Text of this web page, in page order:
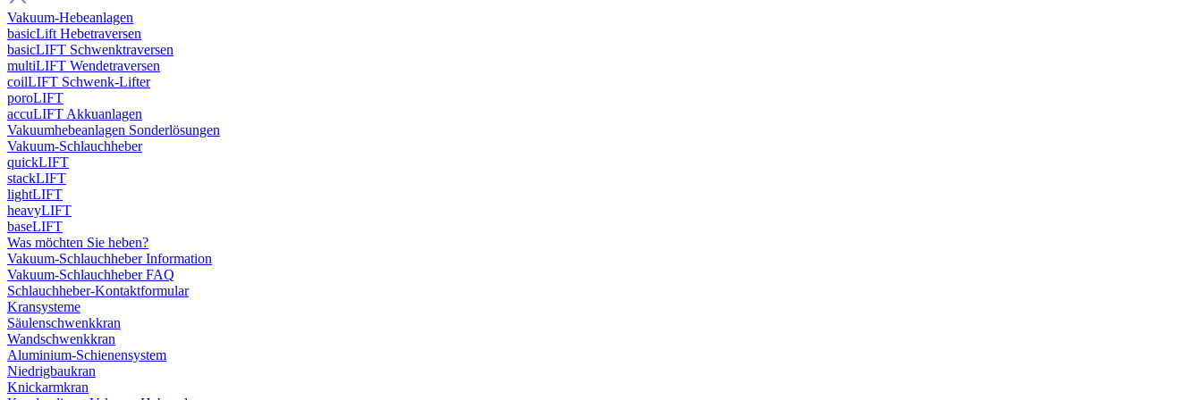
Vakuum-Hebeanlagen
basicLift Hebetraversen
basicLIFT Schwenktraversen
multiLIFT Wendetraversen
coilLIFT Schwenk-Lifter
poroLIFT
accuLIFT Akkuanlagen
Vakuumhebeanlagen Sonderlösungen
Vakuum-Schlauchheber
quickLIFT
stackLIFT
lightLIFT
heavyLIFT
baseLIFT
Was möchten Sie heben?
Vakuum-Schlauchheber Information
Vakuum-Schlauchheber FAQ
Schlauchheber-Kontaktformular
Kransysteme
Säulenschwenkkran
Wandschwenkkran
Aluminium-Schienensystem
Niedrigbaukran
Knickarmkran